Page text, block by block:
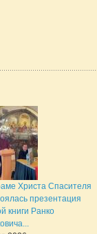
Христа Спасителя
презентация
книги Ранко